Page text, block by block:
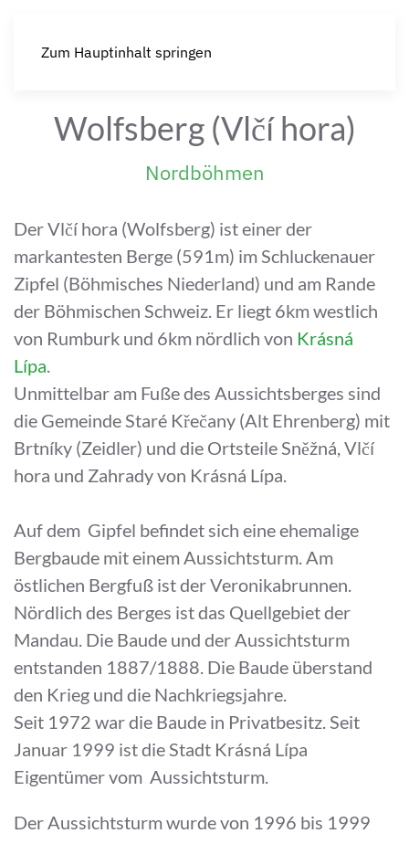
Zum Hauptinhalt springen
Wolfsberg (Vlčí hora)
Nordböhmen
Der Vlčí hora (Wolfsberg) ist einer der
markantesten Berge (591m) im Schluckenauer
Zipfel (Böhmisches Niederland) und am Rande
der Böhmischen Schweiz. Er liegt 6km westlich
von Rumburk und 6km nördlich von Krásná
Lípa.
Unmittelbar am Fuße des Aussichtsberges sind
die Gemeinde Staré Křečany (Alt Ehrenberg) mit
Brtníky (Zeidler) und die Ortsteile Sněžná, Vlčí
hora und Zahrady von Krásná Lípa.
Auf dem Gipfel befindet sich eine ehemalige
Bergbaude mit einem Aussichtsturm. Am
östlichen Bergfuß ist der Veronikabrunnen.
Nördlich des Berges ist das Quellgebiet der
Mandau. Die Baude und der Aussichtsturm
entstanden 1887/1888. Die Baude überstand
den Krieg und die Nachkriegsjahre.
Seit 1972 war die Baude in Privatbesitz. Seit
Januar 1999 ist die Stadt Krásná Lípa
Eigentümer vom Aussichtsturm.
Der Aussichtsturm wurde von 1996 bis 1999